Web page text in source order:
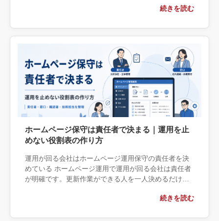
続きを読む
ホームページ保守は責任者で決まる｜運用を止
めない役割表の作り方
運用が回る会社はホームページ運用保守の責任者を決
めている ホームページ運用で運用が回る会社は責任者
が明確です。更新作業ができる人を一人決めるだけで
続きを読む